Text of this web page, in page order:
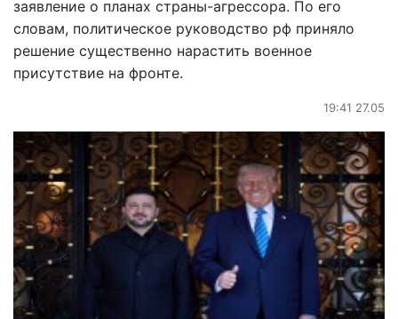
заявление о планах страны-агрессора. По его
словам, политическое руководство рф приняло
решение существенно нарастить военное
присутствие на фронте.
19:41 27.05